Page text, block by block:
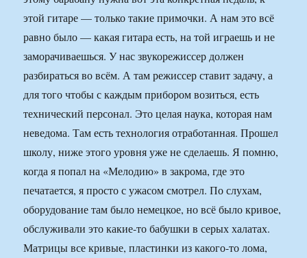
этой гитаре — только такие примочки. А нам это всё
равно было — какая гитара есть, на той играешь и не
заморачиваешься. У нас звукорежиссер должен
разбираться во всём. А там режиссер ставит задачу, а
для того чтобы с каждым прибором возиться, есть
технический персонал. Это целая наука, которая нам
неведома. Там есть технология отработанная. Прошел
школу, ниже этого уровня уже не сделаешь. Я помню,
когда я попал на «Мелодию» в закрома, где это
печатается, я просто с ужасом смотрел. По слухам,
оборудование там было немецкое, но всё было кривое,
обслуживали это какие-то бабушки в серых халатах.
Матрицы все кривые, пластинки из какого-то лома,